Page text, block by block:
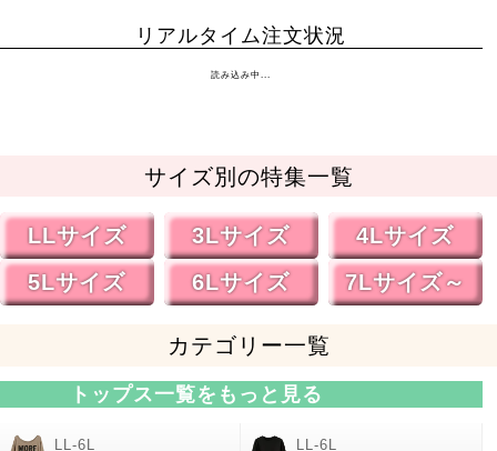
リアルタイム注文状況
読み込み中...
サイズ別の特集一覧
LLサイズ 3Lサイズ
4Lサイズ
5Lサイズ
6Lサイズ 7Lサイズ～
カテゴリー一覧
トップス一覧をもっと見る